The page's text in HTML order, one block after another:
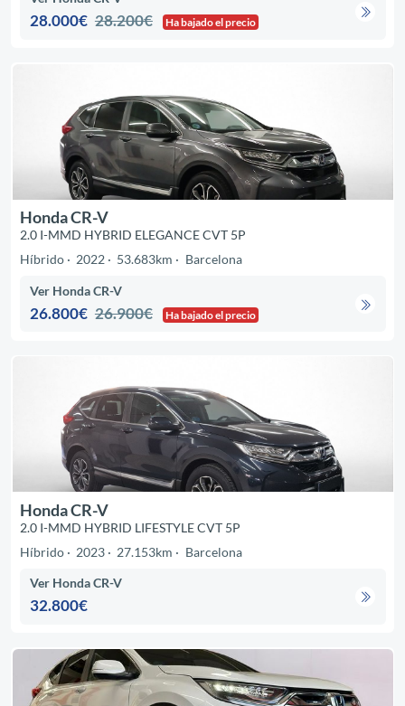
28.000€ 28.200€ Ha bajado el precio
Honda CR-V
2.0 I-MMD HYBRID ELEGANCE CVT 5P
Híbrido
2022 53.683km Barcelona
Ver Honda CR-V
26.800€ 26.900€ Ha bajado el precio
Honda CR-V
2.0 I-MMD HYBRID LIFESTYLE CVT 5P
Híbrido
2023 27.153km Barcelona
Ver Honda CR-V
32.800€